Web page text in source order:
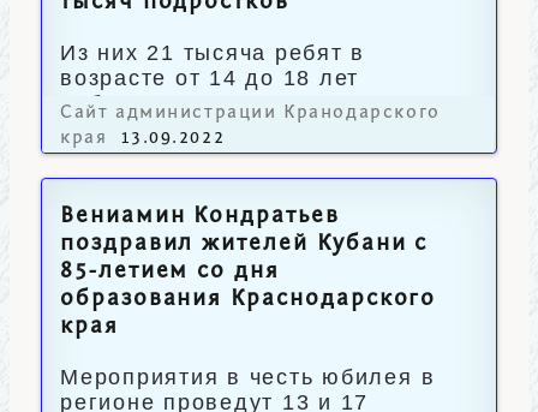
Из них 21 тысяча ребят в
возрасте от 14 до 18 лет
работали на летних каникулах.
Сайт администрации Кранодарского
края
13.09.2022
Вениамин Кондратьев
поздравил жителей Кубани с
85-летием со дня
образования Краснодарского
края
Мероприятия в честь юбилея в
регионе проведут 13 и 17